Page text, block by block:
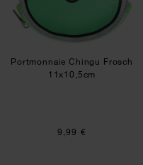
Portmonnaie Chingu Frosch
11x10,5cm
9,99 €